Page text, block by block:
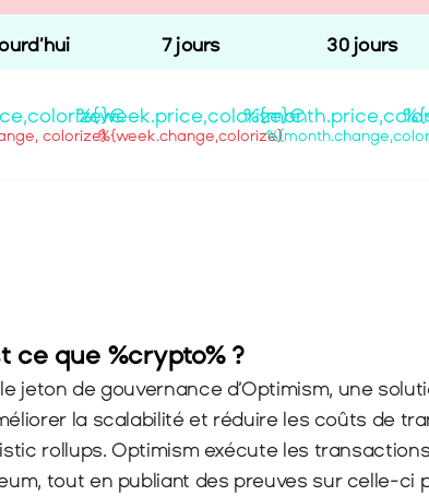
7 jours 30 jours
colorize}
%{week.price,colorize}€
%{week.change,colorize}
ce que %crypto% ?
jeton de gouvernance d’Optimism, une
la scalabilité et réduire les coûts de
rollups. Optimism exécute les
tout en publiant des preuves sur celle-ci